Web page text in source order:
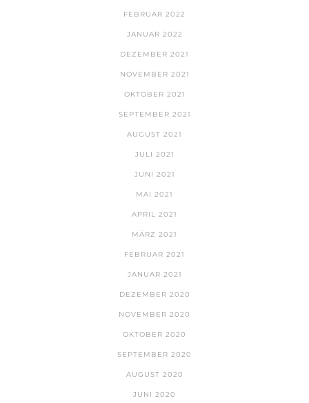
FEBRUAR 2022
JANUAR 2022
DEZEMBER 2021
NOVEMBER 2021
OKTOBER 2021
SEPTEMBER 2021
AUGUST 2021
JULI 2021
JUNI 2021
MAI 2021
APRIL 2021
MÄRZ 2021
FEBRUAR 2021
JANUAR 2021
DEZEMBER 2020
NOVEMBER 2020
OKTOBER 2020
SEPTEMBER 2020
AUGUST 2020
JUNI 2020